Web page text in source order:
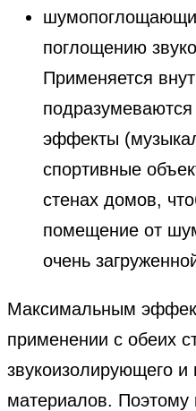
поглощению
Применяется
эффекты
спортивные
стенах домов,
помещение от
очень
Максимальным
применении с обеих
звукоизолирующего
материалов. Поэтому